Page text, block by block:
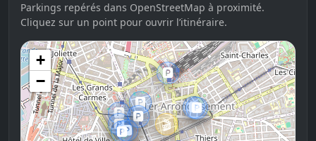
Parkings repérés dans OpenStreetMap à proximité.
Cliquez sur un point pour ouvrir l’itinéraire.
🎬
🅿️
🅿️
🅿️
🅿️
🅿️
🅿️
🅿️
🅿️
🅿️
+
−